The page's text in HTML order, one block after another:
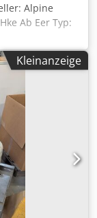
Alpine
Ab Eer Typ:
T4 Maximal
– 7.500
Stator:
die bei der
Dichtung
Kleinanzeige